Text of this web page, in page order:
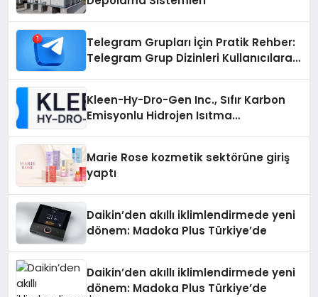
Telegram Grupları İçin Pratik Rehber:
Telegram Grup Dizinleri Kullanıcılara
Kleen-Hy-Dro-Gen Inc., Sıfır Karbon
Emisyonlu Hidrojen Isıtma
Marie Rose kozmetik sektörüne giriş
yaptı
Daikin’den akıllı iklimlendirmede yeni
dönem: Madoka Plus Türkiye’de
Daikin’den akıllı iklimlendirmede yeni
dönem: Madoka Plus Türkiye’de